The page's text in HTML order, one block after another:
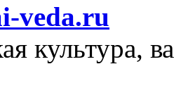
veda.ru
культура,